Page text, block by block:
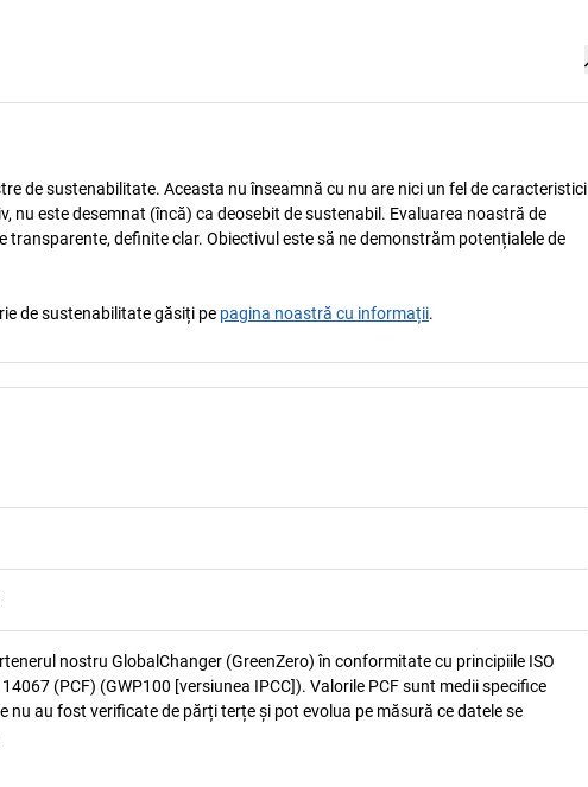
de sustenabilitate. Aceasta nu înseamnă cu nu are nici un fel de caracteristici
este desemnat (încă) ca deosebit de sustenabil. Evaluarea noastră de
definite clar. Obiectivul este să ne demonstrăm potențialele de
de sustenabilitate găsiți pe pagina noastră cu informații.
nostru GlobalChanger (GreenZero) în conformitate cu principiile ISO
(PCF) (GWP100 [versiunea IPCC]). Valorile PCF sunt medii specifice
nu au fost verificate de părți terțe și pot evolua pe măsură ce datele se